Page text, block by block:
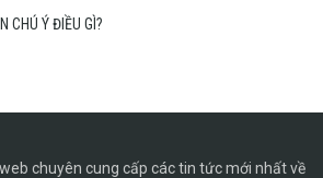
CHÚ Ý ĐIỀU GÌ?
chuyên cung cấp các tin tức mới nhất về